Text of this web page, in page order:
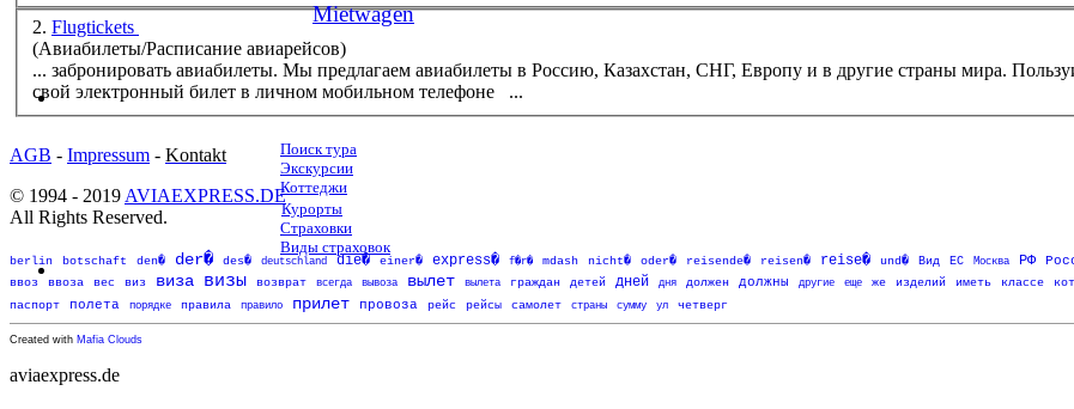
Mietwagen
Поиск тура
Экскурсии
Коттеджи
Курорты
Страховки
Виды страховок
2. Flugtickets
(Aвиабилеты/Расписание авиарейсов)
... забронировать авиабилеты. Мы предлагаем авиабилеты в Россию, Казахстан, СНГ, Европу и в другие страны мира.
свой электронный билет в личном мобильном телефоне ...
AGB - Impressum - Kontakt
© 1994 - 2019 AVIAEXPRESS.DE
All Rights Reserved.
berlin botschaft den� der� des� deutschland die� einer� express� f�r� mdash nicht� oder� reisende� reisen� reise� und� Вид ЕС Москва РФ
ввоз ввоза вес виз виза визы возврат всегда вывоза вылет вылета граждан детей дней дня должен должны другие еще же изделий иметь классе
паспорт
полета порядке правила правило прилет провоза рейс рейсы самолет страны сумму ул четверг
Created with Mafia Clouds
aviaexpress.de